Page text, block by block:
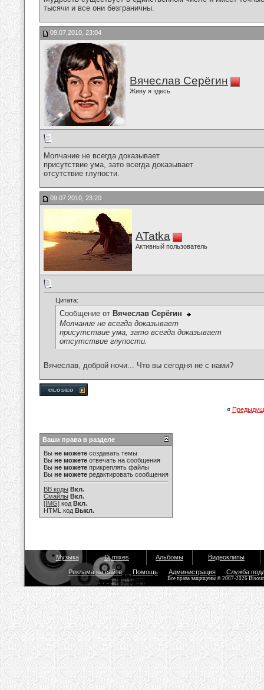
тысячи и все они безграничны.
09.07.2010, 23:04
Вячеслав Серёгин
Живу я здесь
Молчание не всегда доказывает
присутствие ума, зато всегда доказывает
отсутствие глупости.
09.07.2010, 23:20
ATatka
Активный пользователь
Цитата:
Сообщение от Вячеслав Серёгин
Молчание не всегда доказывает
присутствие ума, зато всегда доказывает
отсутствие глупости.
Вячеслав, доброй ночи... Что вы сегодня не с нами?
«
Ваши права в разделе
Вы не можете создавать темы
Вы не можете отвечать на сообщения
Вы не можете прикреплять файлы
Вы не можете редактировать сообщения
BB коды Вкл.
Смайлы Вкл.
[IMG] код Вкл.
HTML код Выкл.
Музыка Dj mixes Альбомы Видеоклипы
Реклама на сайте Помощь Администрация Служба
Все права защищены © 2007-2026